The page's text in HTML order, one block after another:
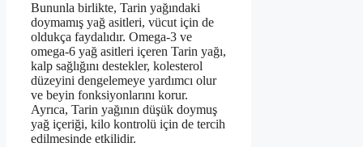
Bununla birlikte, Tarin yağındaki
doymamış yağ asitleri, vücut için de
oldukça faydalıdır. Omega-3 ve
omega-6 yağ asitleri içeren Tarin yağı,
kalp sağlığını destekler, kolesterol
düzeyini dengelemeye yardımcı olur
ve beyin fonksiyonlarını korur.
Ayrıca, Tarin yağının düşük doymuş
yağ içeriği, kilo kontrolü için de tercih
edilmesinde etkilidir.